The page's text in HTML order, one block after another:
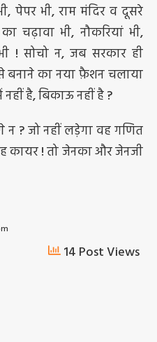
पेपर भी, राम मंदिर व दूसरे
चढ़ावा भी, नौकरियां भी,
! सोचो न, जब सरकार ही
बनाने का नया फ़ैशन चलाया
है, बिकाऊ नहीं है ?
न ? जो नहीं लड़ेगा वह गणित
कायर ! तो जेनका और जेनजी
14 Post Views